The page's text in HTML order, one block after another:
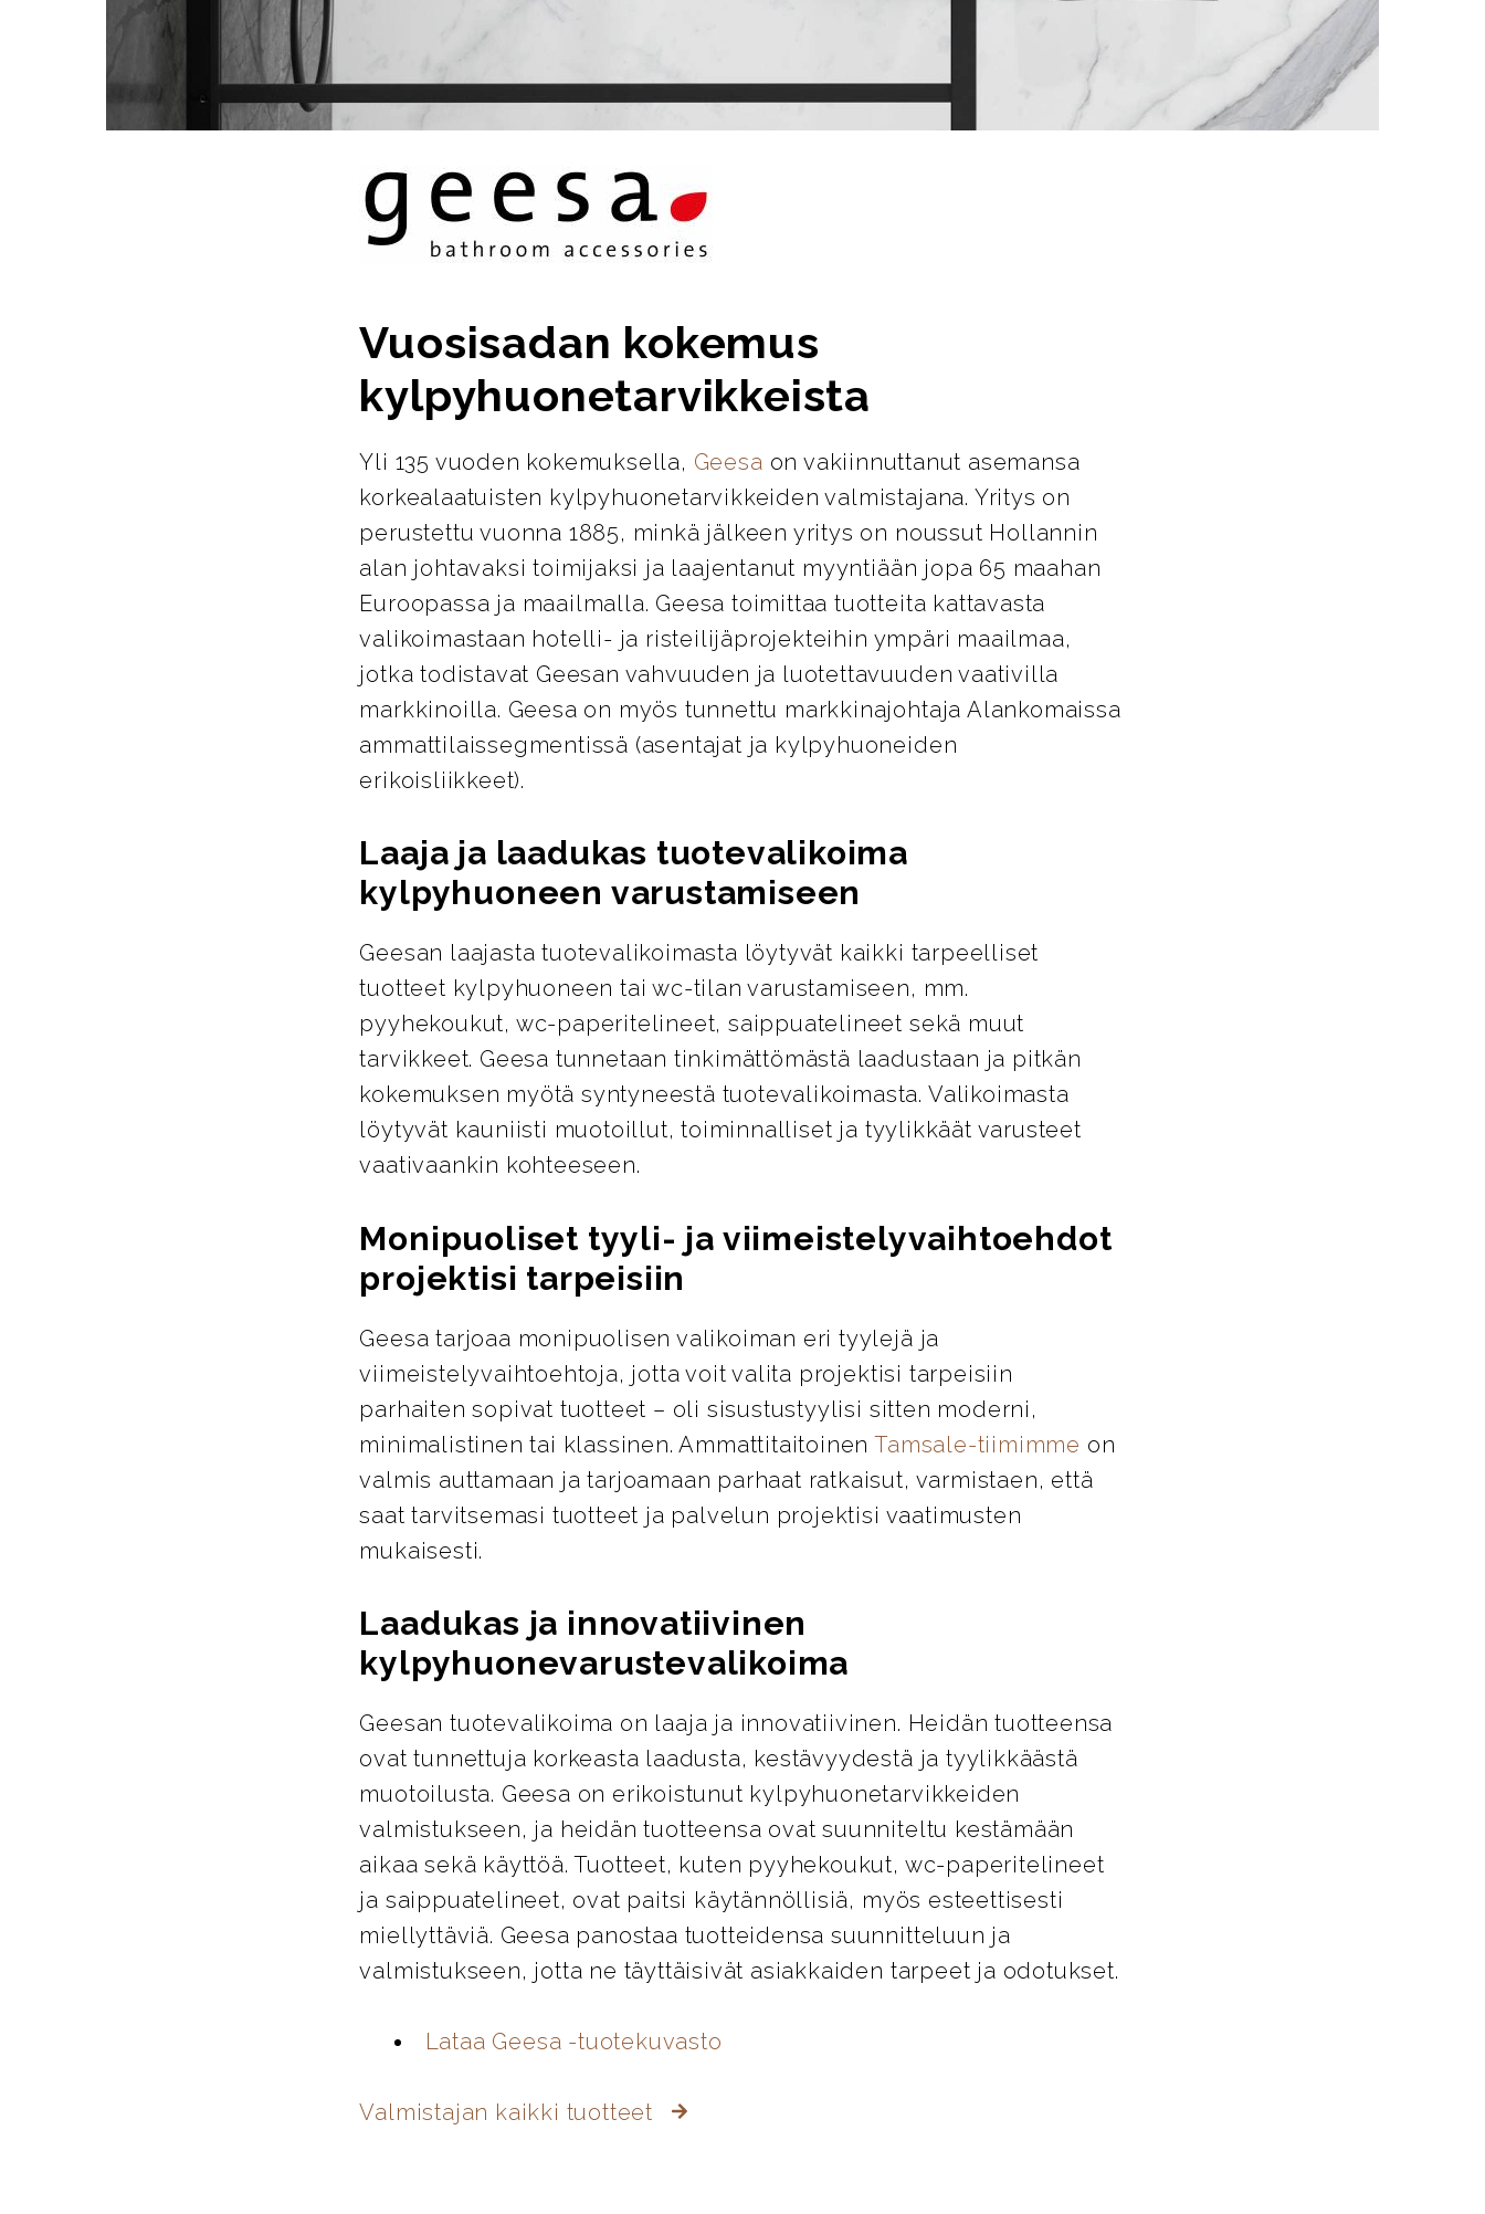
Vuosisadan kokemus
kylpyhuonetarvikkeista
Yli 135 vuoden kokemuksella, Geesa on vakiinnuttanut asemansa
korkealaatuisten kylpyhuonetarvikkeiden valmistajana. Yritys on
perustettu vuonna 1885, minkä jälkeen yritys on noussut Hollannin
alan johtavaksi toimijaksi ja laajentanut myyntiään jopa 65 maahan
Euroopassa ja maailmalla. Geesa toimittaa tuotteita kattavasta
valikoimastaan hotelli- ja risteilijäprojekteihin ympäri maailmaa,
jotka todistavat Geesan vahvuuden ja luotettavuuden vaativilla
markkinoilla. Geesa on myös tunnettu markkinajohtaja Alankomaissa
ammattilaissegmentissä (asentajat ja kylpyhuoneiden
erikoisliikkeet).
Laaja ja laadukas tuotevalikoima
kylpyhuoneen varustamiseen
Geesan laajasta tuotevalikoimasta löytyvät kaikki tarpeelliset
tuotteet kylpyhuoneen tai wc-tilan varustamiseen, mm.
pyyhekoukut, wc-paperitelineet, saippuatelineet sekä muut
tarvikkeet. Geesa tunnetaan tinkimättömästä laadustaan ja pitkän
kokemuksen myötä syntyneestä tuotevalikoimasta. Valikoimasta
löytyvät kauniisti muotoillut, toiminnalliset ja tyylikkäät varusteet
vaativaankin kohteeseen.
Monipuoliset tyyli- ja viimeistelyvaihtoehdot
projektisi tarpeisiin
Geesa tarjoaa monipuolisen valikoiman eri tyylejä ja
viimeistelyvaihtoehtoja, jotta voit valita projektisi tarpeisiin
parhaiten sopivat tuotteet – oli sisustustyylisi sitten moderni,
minimalistinen tai klassinen. AmmattitaitoinenTamsale-tiimimme on
valmis auttamaan ja tarjoamaan parhaat ratkaisut, varmistaen, että
saat tarvitsemasi tuotteet ja palvelun projektisi vaatimusten
mukaisesti.
Laadukas ja innovatiivinen
kylpyhuonevarustevalikoima
Geesan tuotevalikoima on laaja ja innovatiivinen. Heidän tuotteensa
ovat tunnettuja korkeasta laadusta, kestävyydestä ja tyylikkäästä
muotoilusta. Geesa on erikoistunut kylpyhuonetarvikkeiden
valmistukseen, ja heidän tuotteensa ovat suunniteltu kestämään
aikaa sekä käyttöä. Tuotteet, kuten pyyhekoukut, wc-paperitelineet
ja saippuatelineet, ovat paitsi käytännöllisiä, myös esteettisesti
miellyttäviä. Geesa panostaa tuotteidensa suunnitteluun ja
valmistukseen, jotta ne täyttäisivät asiakkaiden tarpeet ja odotukset.
Lataa Geesa -tuotekuvasto
Valmistajan kaikki tuotteet